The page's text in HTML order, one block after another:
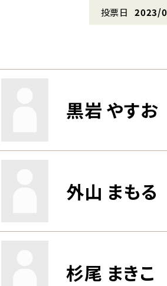
投票日 2023/
黒岩 やすお
外山 まもる
杉尾 まきこ